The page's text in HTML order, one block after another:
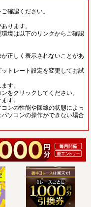
確認ください。
ります。
境は以下のリンクからご確認
正しく表示されないことがあ
トレート設定を変更してお試
す。
をクリックしてください。
す。
ンの性能や回線の状態によっ
ソコンの操作ができない場合